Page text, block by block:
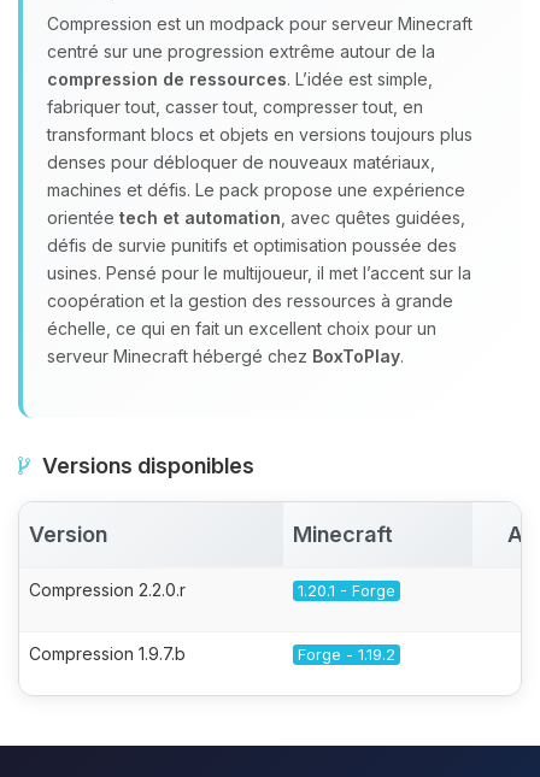
Compression est un modpack pour serveur Minecraft
centré sur une progression extrême autour de la
compression de ressources. L’idée est simple,
fabriquer tout, casser tout, compresser tout, en
transformant blocs et objets en versions toujours plus
denses pour débloquer de nouveaux matériaux,
machines et défis. Le pack propose une expérience
orientée tech et automation , avec quêtes guidées,
défis de survie punitifs et optimisation poussée des
usines. Pensé pour le multijoueur, il met l’accent sur la
coopération et la gestion des ressources à grande
échelle, ce qui en fait un excellent choix pour un
serveur Minecraft hébergé chez BoxToPlay.
Versions disponibles
Version Minecraft
Compression 2.2.0.r 1.20.1 - Forge
Compression 1.9.7.b Forge - 1.19.2